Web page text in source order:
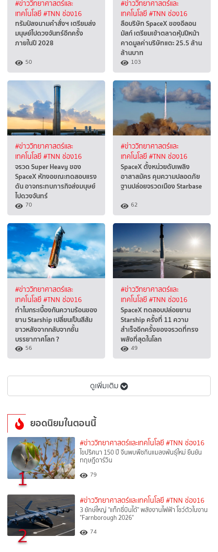
#ข่าววิทยาศาสตร์และ
เทคโนโลยี#TNN ช่อง16
ทรัมป์ลงนามคำสั่งฯ เตรียมส่ง
มนุษย์ไปดวงจันทร์อีกครั้ง
ภายในปี 2028
50
#ข่าววิทยาศาสตร์และ
เทคโนโลยี#TNN ช่อง16
ลือบริษัท SpaceX ของอีลอน
มัสก์ เตรียมเข้าตลาดหุ้นปีหน้า
คาดมูลค่าบริษัทแตะ 25.5 ล้าน
ล้านบาท
103
#ข่าววิทยาศาสตร์และ
เทคโนโลยี#TNN ช่อง16
จรวด Super Heavy ของ
SpaceX หักงอขณะทดสอบแรง
ดัน อาจกระทบภารกิจส่งมนุษย์
ไปดวงจันทร์
70
#ข่าววิทยาศาสตร์และ
เทคโนโลยี#TNN ช่อง16
SpaceX ตั้งหน่วยดับเพลิง
อาสาสมัคร คุมความปลอดภัย
ฐานปล่อยจรวดเมือง Starbase
62
#ข่าววิทยาศาสตร์และ
เทคโนโลยี#TNN ช่อง16
ทำไมกระเบื้องกันความร้อนของ
ยาน Starship เปลี่ยนเป็นสีส้ม
ขาวหลังจากกลับจากชั้น
บรรยากาศโลก ?
56
#ข่าววิทยาศาสตร์และ
เทคโนโลยี#TNN ช่อง16
SpaceX ทดสอบปล่อยยาน
Starship ครั้งที่ 11 ความ
สำเร็จอีกครั้งของจรวดที่ทรง
พลังที่สุดในโลก
49
ดูเพิ่มเติม
ยอดนิยมในตอนนี้
1
#ข่าววิทยาศาสตร์และเทคโนโลยี #TNN ช่อง16
ไขปริศนา 150 ปี จีนพบพืชกินแมลงพันธุ์ใหม่ ยืนยัน
ทฤษฎีดาร์วิน
79
2
#ข่าววิทยาศาสตร์และเทคโนโลยี #TNN ช่อง16
3 ยักษ์ใหญ่ "แท็กซี่บินได้" พลังงานไฟฟ้า โชว์ตัวในงาน
"Farnborough 2026"
74